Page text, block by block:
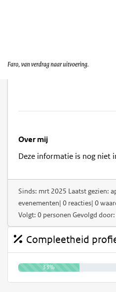
Over mij
Deze informatie is nog niet
Sinds: mrt 2025 Laatst gezien:
evenementen| 0 reacties| 0
Volgt: 0 personen Gevolgd
Compleetheid
33%